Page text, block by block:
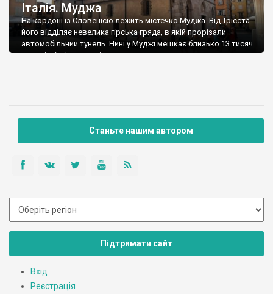
Італія. Муджа
На кордоні із Словенією лежить містечко Муджа. Від Трієста
його відділяє невелика гірська гряда, в якій прорізали
автомобільний тунель. Нині у Муджі мешкає близько 13 тисяч
жителів, і місто зовсім невелике, хоча погуляти тут є де –
Станьте нашим автором
Підтримати сайт
Вхід
Реєстрація